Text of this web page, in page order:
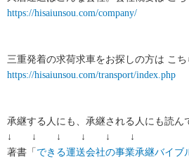
https://hisaiunsou.com/company/
三重発着の求荷求車をお探しの方は こち
https://hisaiunsou.com/transport/index.php
承継する人にも、承継される人にも読ん
↓ ↓ ↓ ↓ ↓ ↓
著書「 できる運送会社の事業承継バイブ